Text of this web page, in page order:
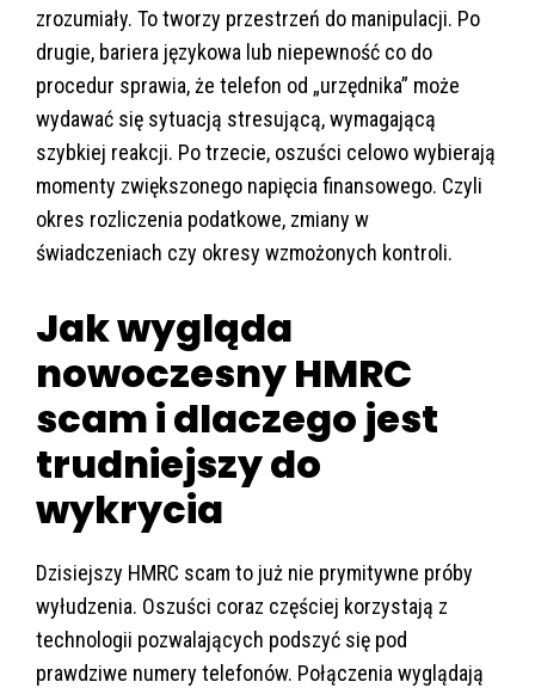
zrozumiały. To tworzy przestrzeń do manipulacji. Po
drugie, bariera językowa lub niepewność co do
procedur sprawia, że telefon od „urzędnika” może
wydawać się sytuacją stresującą, wymagającą
szybkiej reakcji. Po trzecie, oszuści celowo wybierają
momenty zwiększonego napięcia finansowego. Czyli
okres rozliczenia podatkowe, zmiany w
świadczeniach czy okresy wzmożonych kontroli.
Jak wygląda
nowoczesny HMRC
scam i dlaczego jest
trudniejszy do
wykrycia
Dzisiejszy HMRC scam to już nie prymitywne próby
wyłudzenia. Oszuści coraz częściej korzystają z
technologii pozwalających podszyć się pod
prawdziwe numery telefonów. Połączenia wyglądają